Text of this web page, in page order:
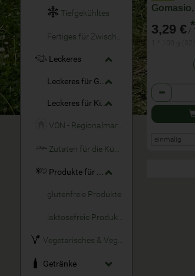
Tiefgekühltes
Leckeres
Leckeres für Große
Leckeres für Kinder
Produkte für Allergiker
glutenfreie Produkte
laktosefreie Produkte
Vegetarisches & Veganes
Getränke
3,29 € *
/
Anzahl